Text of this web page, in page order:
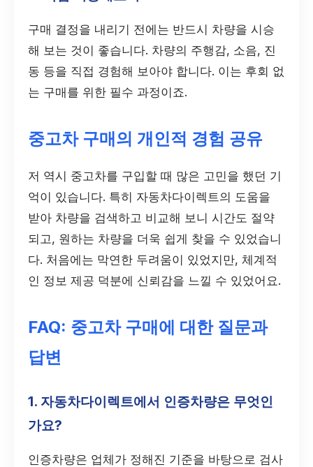
구매 결정을 내리기 전에는 반드시 차량을 시승
해 보는 것이 좋습니다. 차량의 주행감, 소음, 진
동 등을 직접 경험해 보아야 합니다. 이는 후회 없
는 구매를 위한 필수 과정이죠.
중고차 구매의 개인적 경험 공유
저 역시 중고차를 구입할 때 많은 고민을 했던 기
억이 있습니다. 특히 자동차다이렉트의 도움을
받아 차량을 검색하고 비교해 보니 시간도 절약
되고, 원하는 차량을 더욱 쉽게 찾을 수 있었습니
다. 처음에는 막연한 두려움이 있었지만, 체계적
인 정보 제공 덕분에 신뢰감을 느낄 수 있었어요.
FAQ: 중고차 구매에 대한 질문과
답변
1. 자동차다이렉트에서 인증차량은 무엇인
가요?
인증차량은 업체가 정해진 기준을 바탕으로 검사